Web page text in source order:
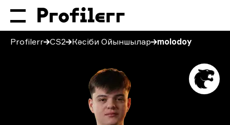
Profilerr CS2 Кәсіби Ойыншылар molodoy